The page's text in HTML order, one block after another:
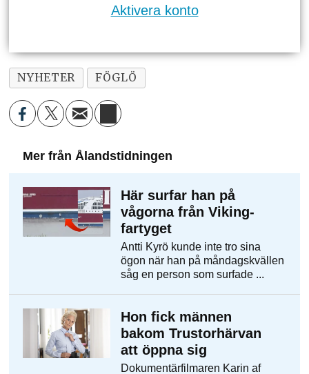
Aktivera konto
NYHETER FÖGLÖ